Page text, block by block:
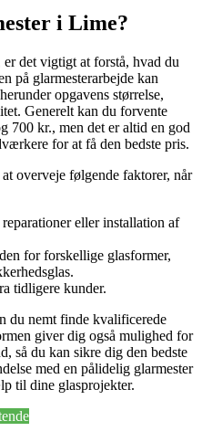
i Lime?
det vigtigt at forstå, hvad du
på glarmesterarbejde kan
opgavens størrelse,
Generelt kan du forvente
700 kr., men det er altid en god
for at få den bedste pris.
overveje følgende faktorer, når
eller installation af
for forskellige glasformer,
tidligere kunder.
du nemt finde kvalificerede
giver dig også mulighed for
så du kan sikre dig den bedste
med en pålidelig glarmester
til dine glasprojekter.